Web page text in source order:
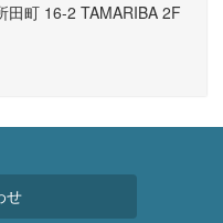
田町 16-2 TAMARIBA 2F
せ